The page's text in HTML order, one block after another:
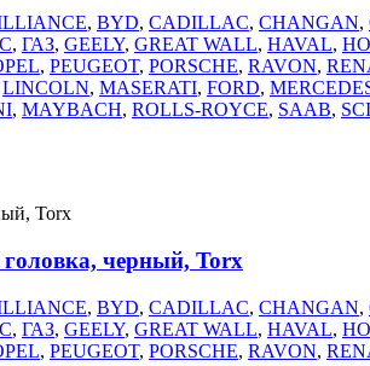
, BYD, CADILLAC, CHANGAN,
, ГАЗ, GEELY, GREAT WALL, HAVAL,
, PEUGEOT, PORSCHE, RAVON,
LINCOLN, MASERATI, FORD,
, MAYBACH, ROLLS-ROYCE, SAAB,
черный, Torx
, BYD, CADILLAC, CHANGAN,
, ГАЗ, GEELY, GREAT WALL, HAVAL,
, PEUGEOT, PORSCHE, RAVON,